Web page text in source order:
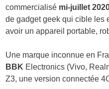
commercialisé mi-juillet
de gadget geek qui cible les
avoir un appareil portable,
Une marque inconnue en
BBK Electronics (Vivo,
Z3, une version connectée